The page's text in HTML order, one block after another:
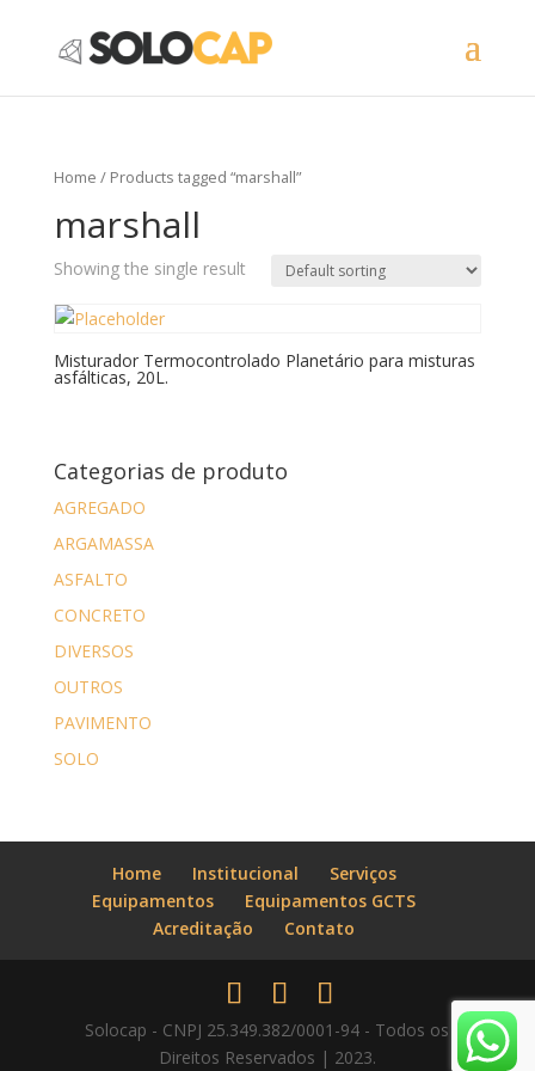
Home / Products tagged “marshall”
marshall
Showing the single result
Misturador Termocontrolado Planetário para misturas
asfálticas, 20L.
Categorias de produto
AGREGADO
ARGAMASSA
ASFALTO
CONCRETO
DIVERSOS
OUTROS
PAVIMENTO
SOLO
Home Institucional
Serviços
Equipamentos
Equipamentos GCTS
Acreditação
Contato
Solocap - CNPJ 25.349.382/0001-94 - Todos os
Direitos Reservados | 2023.